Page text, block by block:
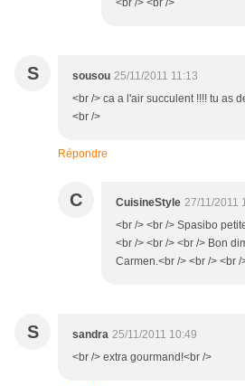
<br /> <br />
S sousou 25/11/2011 11:13
<br /> ca a l'air succulent !!!! tu as
<br />
Répondre
C CuisineStyle 27/11/2011
<br /> <br /> Spasibo
<br /> <br /> <br /> Bon
Carmen.<br /> <br /> <br /
S sandra 25/11/2011 10:49
<br /> extra gourmand!<br />